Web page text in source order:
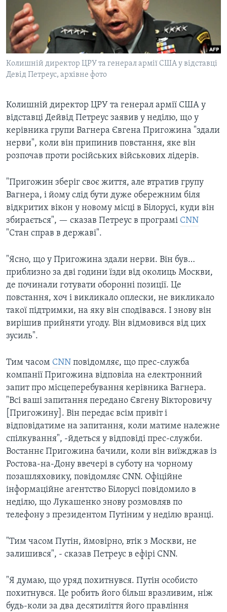
СУСПІЛЬСТВО
ЕКОНОМІКА
ІСТОРІЇ УСПІХУ УКРАЇНЦІВ
ТЕЛЕПРОГРАМИ
ЧАС-TIME
СТУДІЯ ВАШИНГТОН
ПРАЙМ-ТАЙМ
ПОГЛЯД З ВАШИНГТОНА
ENGLISH
Learning English
Мови
Колишній директор ЦРУ та генерал армії США у відставці
Девід Петреус, архівне фото
Колишній директор ЦРУ та генерал армії США у
відставці Дейвід Петреус заявив у неділю, що у
керівника групи Вагнера Євгена Пригожина "здали
нерви", коли він припинив повстання, яке він
розпочав проти російських військових лідерів.
"Пригожин зберіг своє життя, але втратив групу
Вагнера, і йому слід бути дуже обережним біля
відкритих вікон у новому місці в Білорусі, куди він
збирається", — сказав Петреус в програмі CNN
"Стан справ в державі".
"Ясно, що у Пригожина здали нерви. Він був…
приблизно за дві години їзди від околиць Москви,
де починали готувати оборонні позиції. Це
повстання, хоч і викликало оплески, не викликало
такої підтримки, на яку він сподівався. І знову він
вирішив прийняти угоду. Він відмовився від цих
зусиль".
Тим часом CNN повідомляє, що прес-служба
компанії Пригожина відповіла на електронний
запит про місцеперебування керівника Вагнера.
"Всі ваші запитання передано Євгену Вікторовичу
[Пригожину]. Він передає всім привіт і
відповідатиме на запитання, коли матиме належне
спілкування", -йдеться у відповіді прес-служби.
Востаннє Пригожина бачили, коли він виїжджав із
Ростова-на-Дону ввечері в суботу на чорному
позашляховику, повідомляє CNN. Офіційне
інформаційне агентство Білорусі повідомило в
неділю, що Лукашенко знову розмовляв по
телефону з президентом Путіним у неділю вранці.
"Тим часом Путін, ймовірно, втік з Москви, не
залишився", - сказав Петреус в ефірі CNN.
"Я думаю, що уряд похитнувся. Путін особисто
похитнувся. Це робить його більш вразливим, ніж
будь-коли за два десятиліття його правління